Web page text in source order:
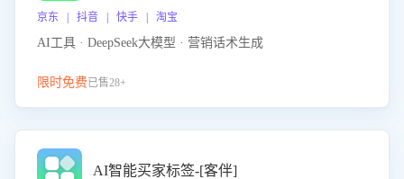
京东 | 抖音 | 快手 | 淘宝
AI工具 · DeepSeek大模型 · 营销话术生成
限时免费已售28+
AI智能买家标签-[客伴]